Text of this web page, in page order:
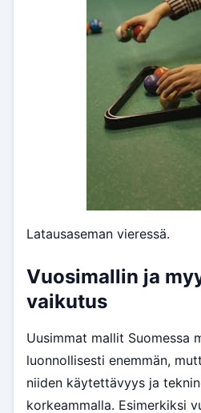
Latausaseman vieressä.
Vuosimallin ja
vaikutus
Uusimmat mallit Suomessa
luonnollisesti enemmän,
niiden käytettävyys ja
korkeammalla. Esimerkiksi